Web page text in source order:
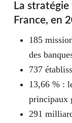
La
France, en
185
des
737
13,66 % :
principaux
291